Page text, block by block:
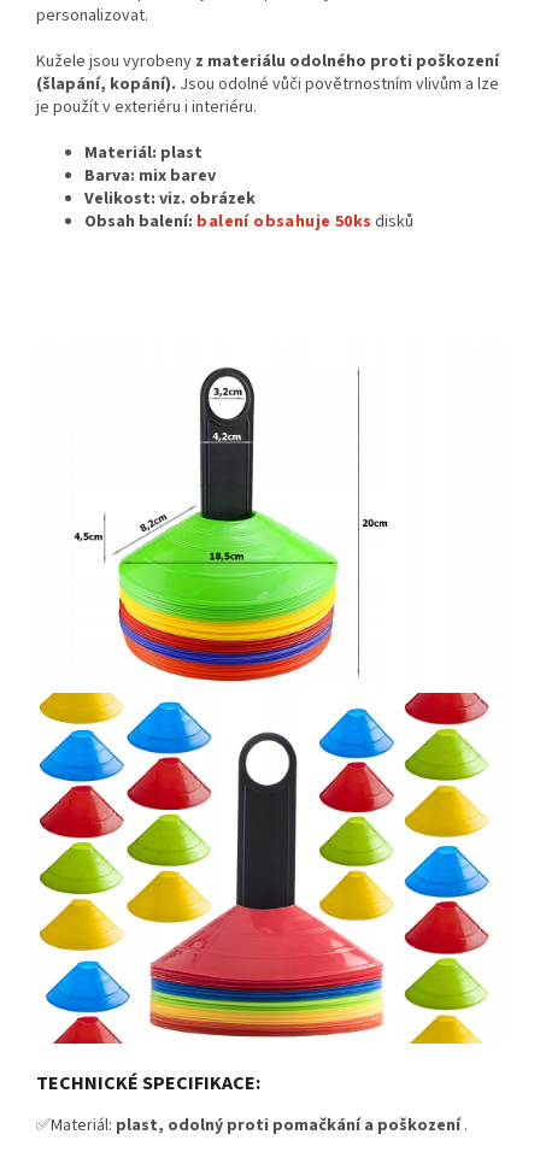
personalizovat.
Kužele jsou vyrobeny z materiálu odolného proti poškození
(šlapání, kopání). Jsou odolné vůči povětrnostním vlivům a lze
je použít v exteriéru i interiéru.
Materiál: plast
Barva: mix barev
Velikost: viz. obrázek
Obsah balení: balení obsahuje 50ks disků
TECHNICKÉ SPECIFIKACE:
✅Materiál: plast, odolný proti pomačkání a poškození.